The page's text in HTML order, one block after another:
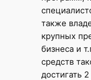
также
крупных
бизнеса и
средств
достигать